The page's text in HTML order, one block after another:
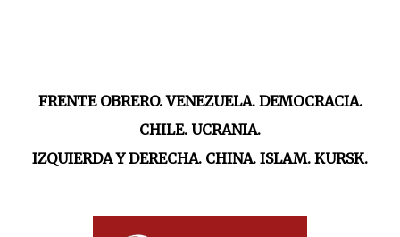
FRENTE OBRERO. VENEZUELA. DEMOCRACIA.
CHILE. UCRANIA.
IZQUIERDA Y DERECHA. CHINA. ISLAM. KURSK.